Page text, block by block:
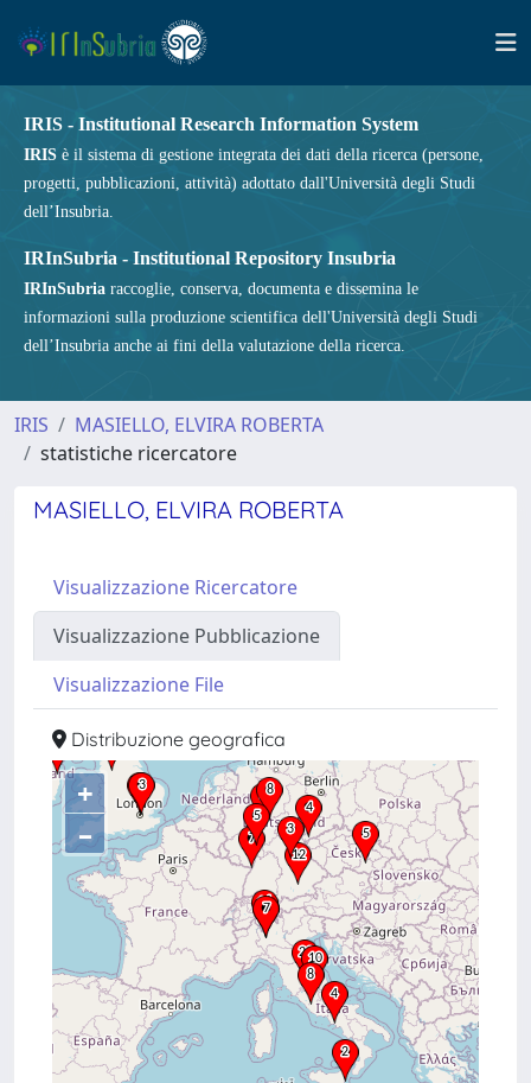
IRIS - Institutional Research Information System
IRIS è il sistema di gestione integrata dei dati della ricerca (persone,
progetti, pubblicazioni, attività) adottato dall'Università degli Studi
dell’Insubria.
IRInSubria - Institutional Repository Insubria
IRInSubria raccoglie, conserva, documenta e dissemina le
informazioni sulla produzione scientifica dell'Università degli Studi
dell’Insubria anche ai fini della valutazione della ricerca.
IRIS
MASIELLO, ELVIRA ROBERTA
statistiche ricercatore
MASIELLO, ELVIRA ROBERTA
Visualizzazione Ricercatore
Visualizzazione Pubblicazione
Visualizzazione File
Distribuzione geografica
+
–